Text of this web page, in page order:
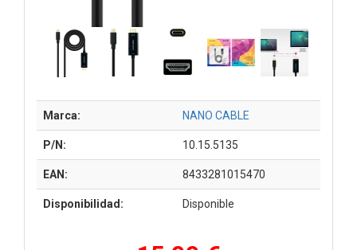
Marca: NANO CABLE
P/N: 10.15.5135
EAN: 8433281015470
Disponibilidad: Disponible